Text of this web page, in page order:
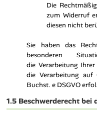
Die
zum Widerruf
diesen nicht
Sie haben das
besonderen
die Verarbeitung Ihrer
die Verarbeitung auf
Buchst. e DSGVO
1.5 Beschwerderecht bei